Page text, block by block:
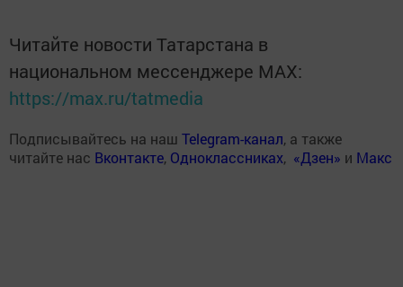
Читайте новости Татарстана в
национальном мессенджере MАХ:
https://max.ru/tatmedia
Подписывайтесь на наш Telegram-канал, а также
читайте нас Вконтакте, Одноклассниках, «Дзен» и Макс